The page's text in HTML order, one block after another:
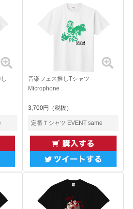
音楽フェス推しTシャツ
Microphone
3,700円（税抜）
定番Ｔシャツ EVENT same